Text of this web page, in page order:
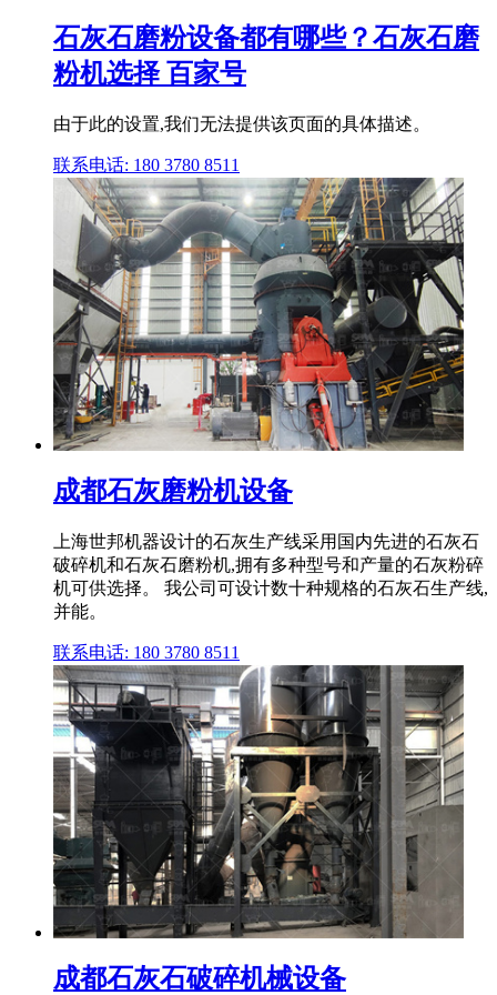
石灰石磨粉设备都有哪些？石灰石磨
粉机选择 百家号
由于此的设置,我们无法提供该页面的具体描述。
联系电话: 180 3780 8511
成都石灰磨粉机设备
上海世邦机器设计的石灰生产线采用国内先进的石灰石
破碎机和石灰石磨粉机,拥有多种型号和产量的石灰粉碎
机可供选择。 我公司可设计数十种规格的石灰石生产线,
并能。
联系电话: 180 3780 8511
成都石灰石破碎机械设备